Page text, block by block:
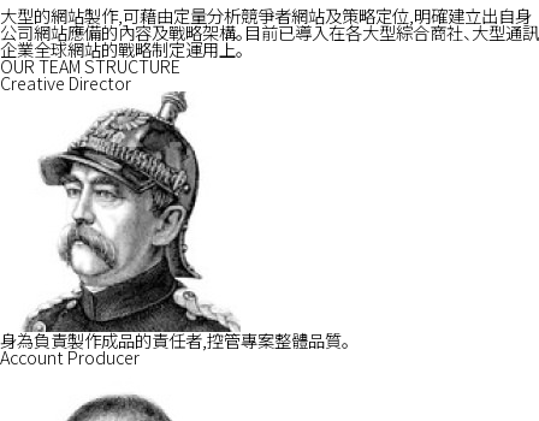
WHO WE ARE
WHAT WE DO
大型的網站製作,可藉由定量分析競爭者網站及策略定位,明確建立出自身
公司網站應備的內容及戰略架構。目前已導入在各大型綜合商社、大型通訊
企業全球網站的戰略制定運用上。
OUR TEAM STRUCTURE
Creative Director
身為負責製作成品的責任者,控管專案整體品質。
Account Producer